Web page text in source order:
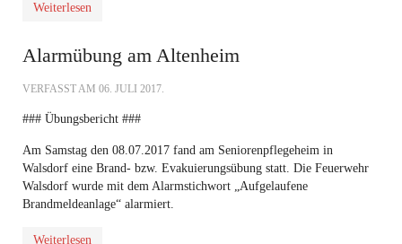
Weiterlesen
Alarmübung am Altenheim
VERFASST AM 06. JULI 2017.
### Übungsbericht ###
Am Samstag den 08.07.2017 fand am Seniorenpflegeheim in
Walsdorf eine Brand- bzw. Evakuierungsübung statt. Die Feuerwehr
Walsdorf wurde mit dem Alarmstichwort „Aufgelaufene
Brandmeldeanlage“ alarmiert.
Weiterlesen